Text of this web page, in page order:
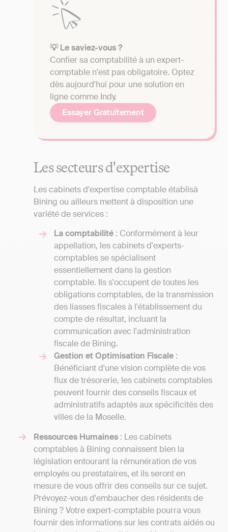
💡 Le saviez-vous ?
Confier sa comptabilité à un expert-
comptable n'est pas obligatoire. Optez
dès aujourd'hui pour une solution en
ligne comme Indy.
Essayer Gratuitement
Les secteurs d'expertise
Les cabinets d'expertise comptable établisà
Bining ou ailleurs mettent à disposition une
variété de services :
La comptabilité : Conformément à leur
appellation, les cabinets d'experts-
comptables se spécialisent
essentiellement dans la gestion
comptable. Ils s'occupent de toutes les
obligations comptables, de la transmission
des liasses fiscales à l'établissement du
compte de résultat, incluant la
communication avec l'administration
fiscale de Bining.
Gestion et Optimisation Fiscale :
Bénéficiant d'une vision complète de vos
flux de trésorerie, les cabinets comptables
peuvent fournir des conseils fiscaux et
administratifs adaptés aux spécificités des
villes de la Moselle.
Ressources Humaines : Les cabinets
comptables à Bining connaissent bien la
législation entourant la rémunération de vos
employés ou prestataires, et ils seront en
mesure de vous offrir des conseils sur ce sujet.
Prévoyez-vous d'embaucher des résidents de
Bining ? Votre expert-comptable pourra vous
fournir des informations sur les contrats aidés ou